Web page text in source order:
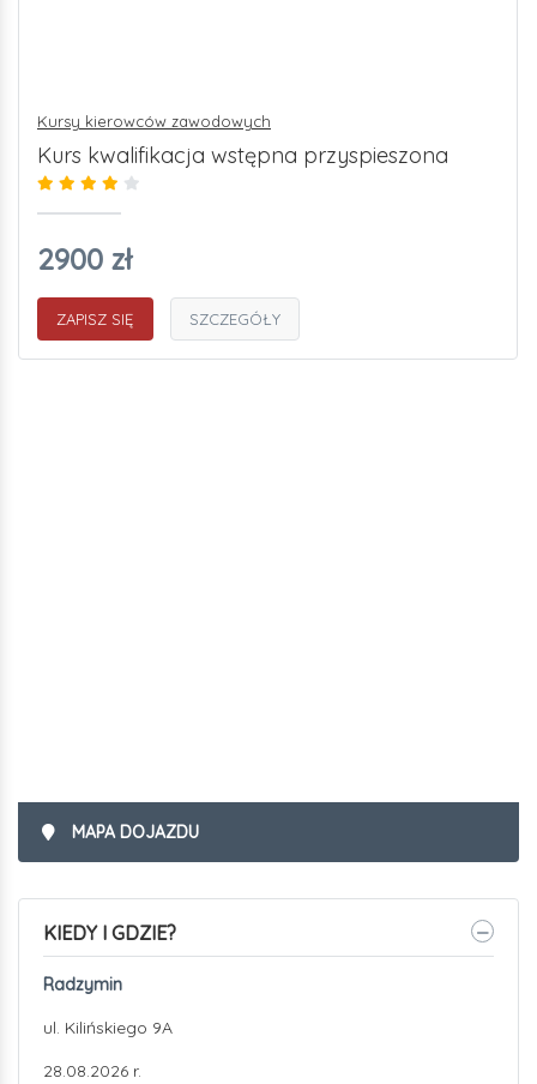
Kursy kierowców zawodowych
Kurs kwalifikacja wstępna przyspieszona
2900 zł
ZAPISZ SIĘ SZCZEGÓŁY
MAPA DOJAZDU
KIEDY I GDZIE?
Radzymin
ul. Kilińskiego 9A
28.08.2026 r.